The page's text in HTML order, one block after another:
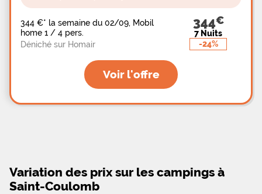
344 €* la semaine du 02/09, Mobil
home 1 / 4 pers.
Déniché sur Homair
344
7 Nuits
-24%
Voir l'offre
Variation des prix sur les campings à
Saint-Coulomb